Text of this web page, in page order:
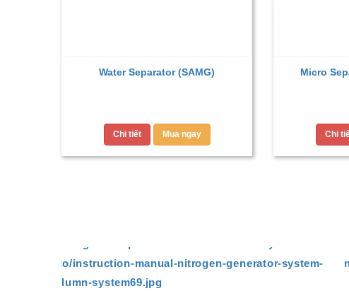
Water Separator (SAMG)
Chi tiết Mua ngay
Micro
Chi